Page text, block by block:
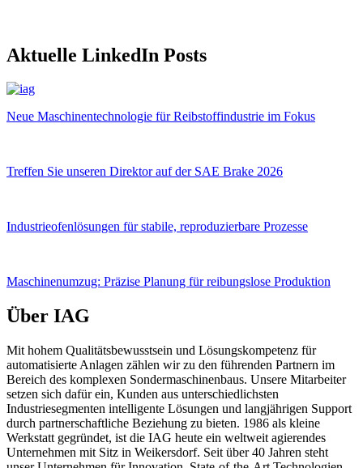
Aktuelle LinkedIn Posts
Neue Maschinentechnologie für Reibstoffindustrie im Fokus
Treffen Sie unseren Direktor auf der SAE Brake 2026
Industrieofenlösungen für stabile, reproduzierbare Prozesse
Maschinenumzug: Präzise Planung für reibungslose Produktion
Über IAG
Mit hohem Qualitätsbewusstsein und Lösungskompetenz für
automatisierte Anlagen zählen wir zu den führenden Partnern im
Bereich des komplexen Sondermaschinenbaus. Unsere Mitarbeiter
setzen sich dafür ein, Kunden aus unterschiedlichsten
Industriesegmenten intelligente Lösungen und langjährigen Support
durch partnerschaftliche Beziehung zu bieten. 1986 als kleine
Werkstatt gegründet, ist die IAG heute ein weltweit agierendes
Unternehmen mit Sitz in Weikersdorf. Seit über 40 Jahren steht